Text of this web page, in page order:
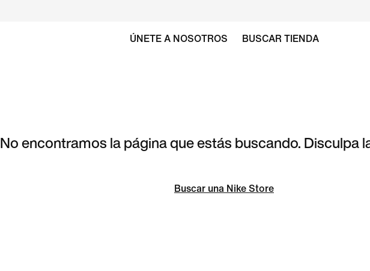
ÚNETE A NOSOTROS BUSCAR TIENDA
No encontramos la página que estás buscando. Disculpa
Buscar una Nike Store